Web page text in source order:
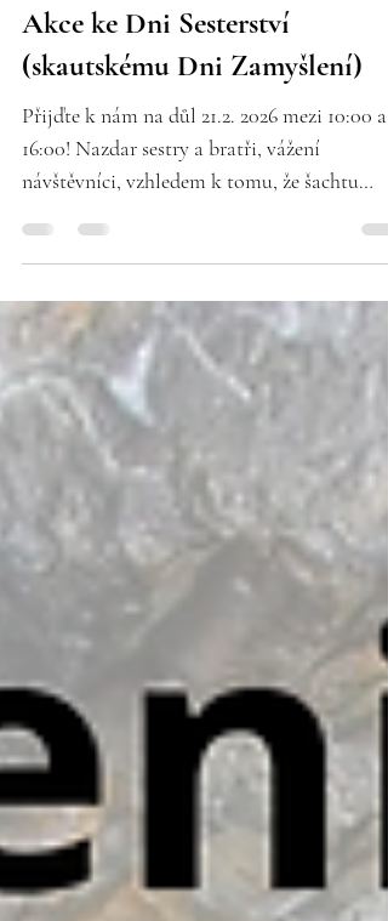
chrustenickasachta
16. 1.
Akce ke Dni Sesterství
(skautskému Dni Zamyšlení)
Přijďte k nám na důl 21.2. 2026 mezi 10:00 a
obhospodařuje větší množství skautů,
rozhodli jsme se uspořádat (den před
narozeninami našich zakladatelů) akci
především pro dětské návštěvníky na šachtě,
vítána je i veřejnost! Můžete se těšit na: - jízdu
vláčkem - procházku podzemím šachty -
stanoviště se skautskou tématikou - pro
ucelené skupiny společný úkol - divadelní
sehraní Hagenovy pověsti